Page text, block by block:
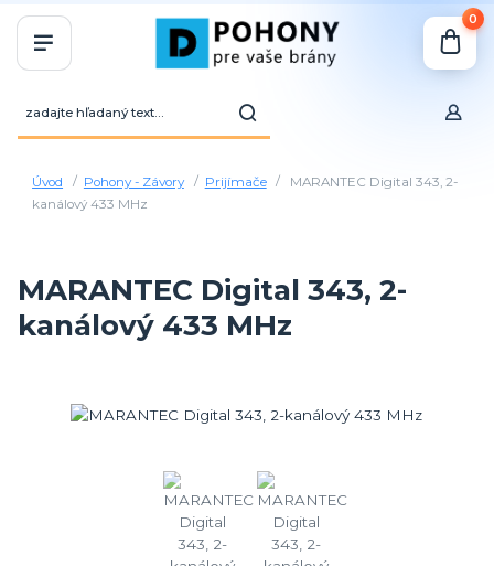
0
Úvod Pohony - Závory Prijímače
MARANTEC Digital 343, 2-
kanálový 433 MHz
MARANTEC Digital 343, 2-
kanálový 433 MHz